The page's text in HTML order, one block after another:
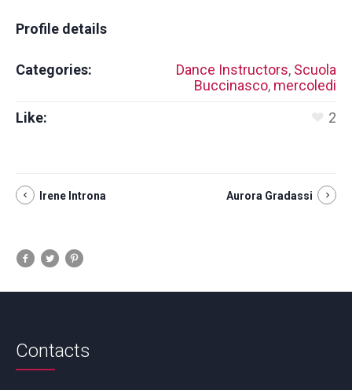
Profile details
Categories: Dance Instructors, Scuola
Buccinasco, mercoledi
Like:
2
Irene Introna Aurora Gradassi
Contacts